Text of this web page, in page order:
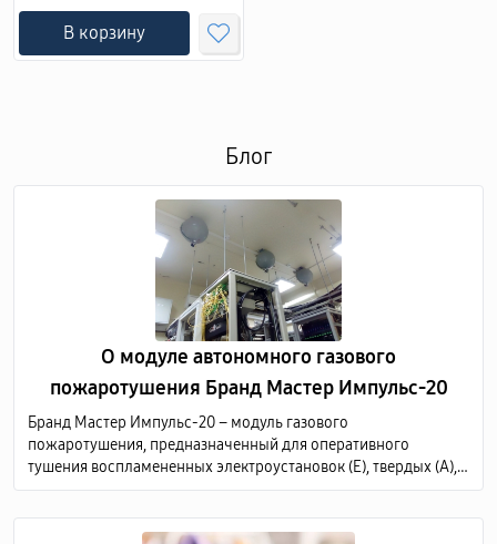
В корзину
Блог
О модуле автономного газового
пожаротушения Бранд Мастер Импульс-20
Бранд Мастер Импульс-20 – модуль газового
пожаротушения, предназначенный для оперативного
тушения воспламененных электроустановок (Е), твердых (А),
жидких (В) и газообразных (С) горючих веществ по всему